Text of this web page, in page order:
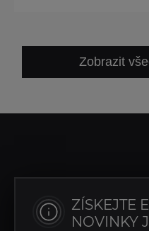
Zobrazit
ZÍSKEJTE
NOVINKY